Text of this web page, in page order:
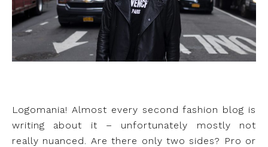
Logomania! Almost every second fashion blog is
writing about it – unfortunately mostly not
really nuanced. Are there only two sides? Pro or